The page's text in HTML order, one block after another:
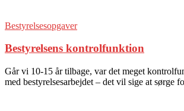
Bestyrelsesopgaver
Bestyrelsens kontrolfunktion
Går vi 10-15 år tilbage, var det meget
med bestyrelsesarbejdet – det vil sige at sørge